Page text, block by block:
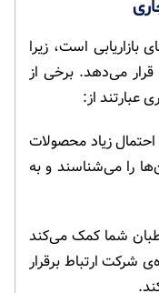
بازاریابی است، زیرا
می‌دهد. برخی از
عبارتند از:
‌احتمال‌ زیاد محصولات
را می‌شناسند و به
شما کمک می‌کند
شرکت ارتباط برقرار